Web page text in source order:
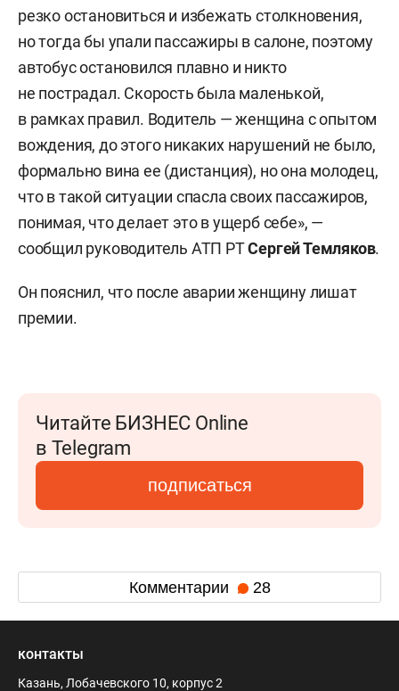
резко остановиться и избежать столкновения,
но тогда бы упали пассажиры в салоне, поэтому
автобус остановился плавно и никто
не пострадал. Скорость была маленькой,
в рамках правил. Водитель — женщина с опытом
вождения, до этого никаких нарушений не было,
формально вина ее (дистанция), но она молодец,
что в такой ситуации спасла своих пассажиров,
понимая, что делает это в ущерб себе», —
сообщил руководитель АТП РТСергей Темляков.
Он пояснил, что после аварии женщину лишат
премии.
Читайте БИЗНЕС Online
в Telegram
подписаться
Комментарии 28
контакты
Казань, Лобачевского 10, корпус 2